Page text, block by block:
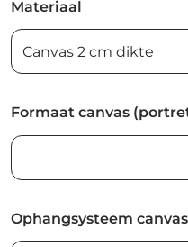
Materiaal
Formaat canvas
Ophangsysteem